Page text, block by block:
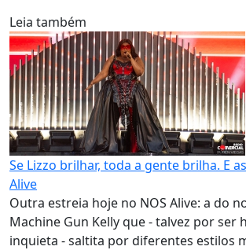
Leia também
Se Lizzo brilhar, toda a gente brilha. E
Alive
Outra estreia hoje no NOS Alive: a do
Machine Gun Kelly que - talvez por ser
inquieta - saltita por diferentes estilos